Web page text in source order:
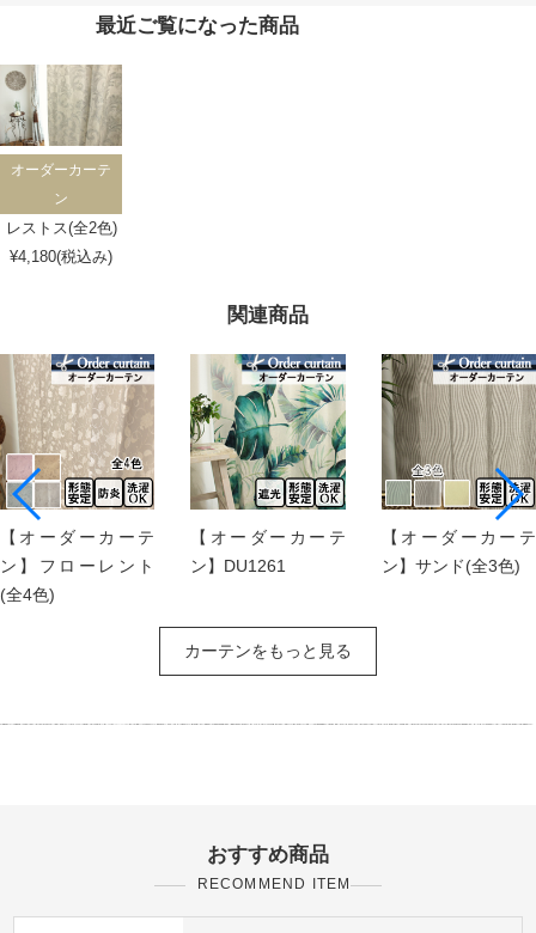
関連商品
【オーダーカーテ
ン】フローレント
(全4色)
【オーダーカーテ
ン】DU1261
【オーダーカーテ
ン】サンド(全3色)
カーテンをもっと見る
最近ご覧になった商品
オーダーカーテ
ン
レストス(全2色)
¥4,180(税込み)
おすすめ商品
RECOMMEND ITEM